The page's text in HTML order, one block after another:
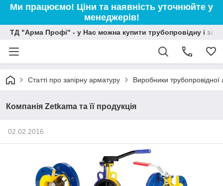
Ми працюємо! Ціни та наявність уточнюйте у
менеджерів!
ТД "Арма Профі" - у Нас можна купити трубопровідну і
Статті про запірну арматуру Виробники
Компанія Zetkama та її продукція
02.02.2016